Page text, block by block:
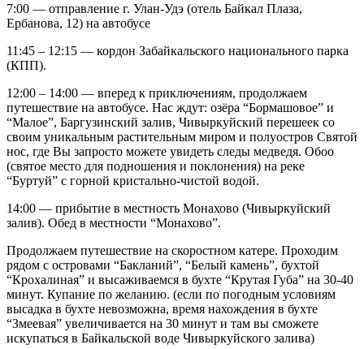
7:00 — отправление г. Улан-Удэ (отель Байкал Плаза,
Ербанова, 12) на автобусе
11:45 – 12:15 — кордон Забайкальского национального парка
(КПП).
12:00 – 14:00 — вперед к приключениям, продолжаем
путешествие на автобусе. Нас ждут: озёра “Бормашовое” и
“Малое”, Баргузинский залив, Чивыркуйский перешеек со
своим уникальным растительным миром и полуостров Святой
нос, где Вы запросто можете увидеть следы медведя. Обоо
(святое место для подношения и поклонения) на реке
“Буртуй” с горной кристально-чистой водой.
14:00 — прибытие в местность Монахово (Чивыркуйский
залив). Обед в местности “Монахово”.
Продолжаем путешествие на скоростном катере. Проходим
рядом с островами “Бакланий”, “Белый камень”, бухтой
“Крохалиная” и высаживаемся в бухте “Крутая Губа” на 30-40
минут. Купание по желанию. (если по погодным условиям
высадка в бухте невозможна, время нахождения в бухте
“Змеевая” увеличивается на 30 минут и там вы сможете
искупаться в Байкальской воде Чивыркуйского залива)